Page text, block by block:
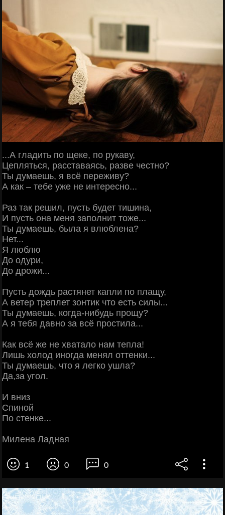
...А гладить по щеке, по рукаву,
Цепляться, расставаясь, разве честно?
Ты думаешь, я всё переживу?
А как – тебе уже не интересно...
Раз так решил, пусть будет тишина,
И пусть она меня заполнит тоже...
Ты думаешь, была я влюблена?
Нет...
Я люблю
До одури,
До дрожи...
Пусть дождь растянет капли по плащу,
А ветер треплет зонтик что есть силы...
Ты думаешь, когда-нибудь прощу?
А я тебя давно за всё простила...
Как всё же не хватало нам тепла!
Лишь холод иногда менял оттенки...
Ты думаешь, что я легко ушла?
Да,за угол.
И вниз
Спиной
По стенке...
Милена Ладная
1 0 0